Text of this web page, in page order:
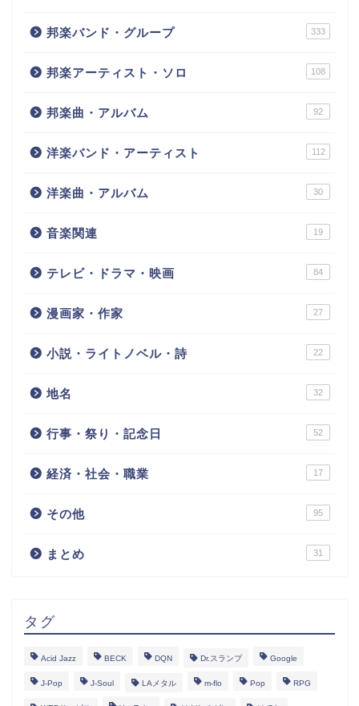
邦楽バンド・グループ 333
邦楽アーティスト・ソロ 108
邦楽曲・アルバム 92
洋楽バンド・アーティスト 112
洋楽曲・アルバム 30
音楽関連 19
テレビ・ドラマ・映画 84
漫画家・作家 27
小説・ライトノベル・詩 22
地名 32
行事・祭り・記念日 52
経済・社会・職業 17
その他 95
まとめ 31
タグ
Acid Jazz BECK DQN Dr.スランプ Google
J-Pop J-Soul LAメタル m-flo Pop RPG